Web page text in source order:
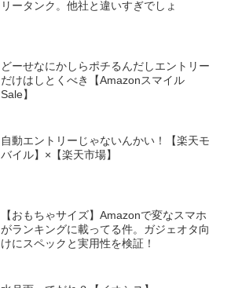
リータンク。他社と違いすぎでしょ
どーせなにかしらポチるんだしエントリー
だけはしとくべき【Amazonスマイル
Sale】
自動エントリーじゃないんかい！【楽天モ
バイル】×【楽天市場】
【おもちゃサイズ】Amazonで変なスマホ
がランキングに載ってる件。ガジェオタ向
けにスペックと実用性を検証！